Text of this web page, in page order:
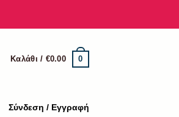
Καλάθι / €0.00 0
Σύνδεση / Εγγραφή